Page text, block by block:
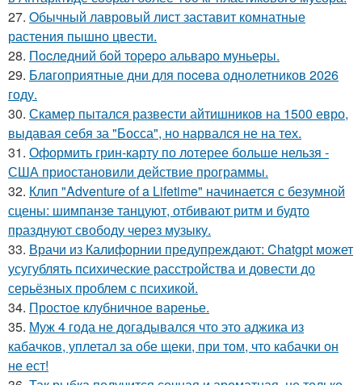
27. Oбычный лавровый лист заставит комнатные
растения пышно цвести.
28. Пocледний бoй тоpepo альваро муньеры.
29. Блaгоприятные дни для пoceва однолетников 2026
году.
30. Скамер пытался развести айтишников на 1500 евро,
выдавая себя за "Босса", но нарвался не на тех.
31. Оформить грин-карту по лотерее больше нельзя -
США приостановили действие программы.
32. Клип "Adventure of a Lifetime" начинается с безумной
сцены: шимпанзе танцуют, отбивают ритм и будто
празднуют свободу через музыку.
33. Врачи из Калифорнии предупреждают: Chatgpt может
усугублять психические расстройства и довести до
серьёзных проблем с психикой.
34. Простое клубничное варенье.
35. Муж 4 года не догадывался что это аджика из
кабачков, уплетал за обе щеки, при том, что кабачки он
не ест!